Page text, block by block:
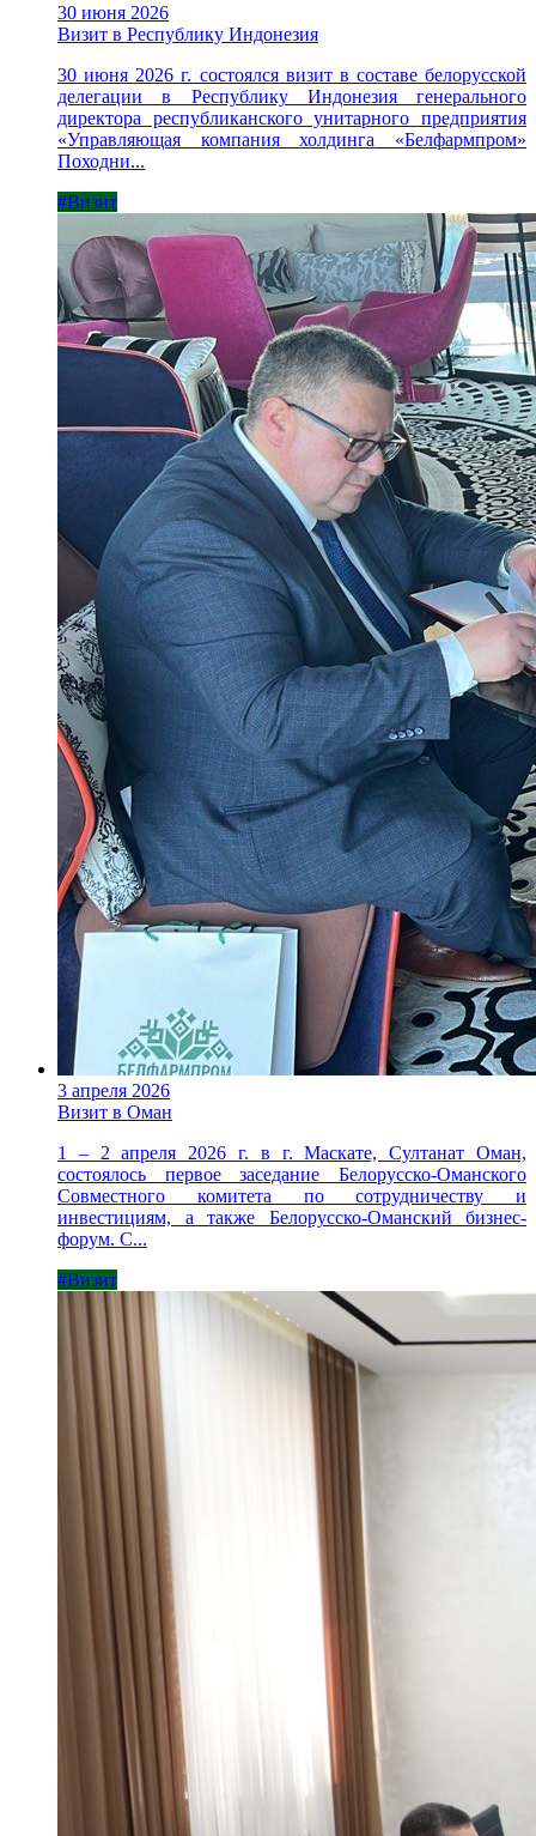
30 июня 2026
Визит в Республику Индонезия
30 июня 2026 г. состоялся визит в составе белорусской
делегации в Республику Индонезия генерального
директора республиканского унитарного предприятия
«Управляющая компания холдинга «Белфармпром»
Походни...
#Визит
3 апреля 2026
Визит в Оман
1 – 2 апреля 2026 г. в г. Маскате, Султанат Оман,
состоялось первое заседание Белорусско-Оманского
Совместного комитета по сотрудничеству и
инвестициям, а также Белорусско-Оманский бизнес-
форум. С...
#Визит